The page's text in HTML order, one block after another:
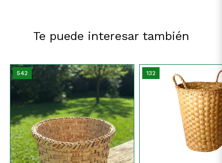
Te puede interesar también
542 132